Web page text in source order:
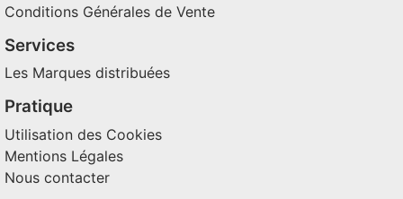
Conditions Générales de Vente
Services
Les Marques distribuées
Pratique
Utilisation des Cookies
Mentions Légales
Nous contacter